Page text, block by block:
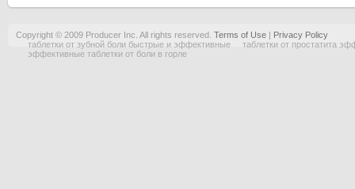
Copyright © 2009 Producer Inc. All rights reserved. Terms of Use| Privacy Policy
таблетки от зубной боли быстрые и эффективные
таблетки от простатита
эффективные таблетки от боли в горле